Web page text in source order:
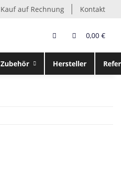
Kauf auf Rechnung Kontakt
0,00 €
Zubehör Hersteller